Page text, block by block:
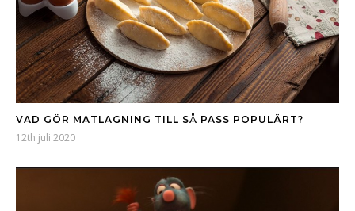
VAD GÖR MATLAGNING TILL SÅ PASS POPULÄRT?
12th juli 2020